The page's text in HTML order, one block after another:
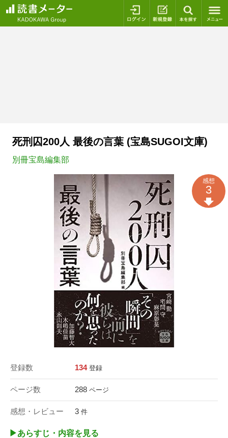
ログイン 新規登録
死刑囚200人 最後の言葉 (宝島SUGOI文庫)
別冊宝島編集部
登録数 134 登録
ページ数 288 ページ
感想・レビュー 3 件
感想
3
▶︎あらすじ・内容を見る